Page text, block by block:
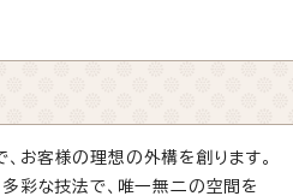
お客様の理想の外構を創ります。
多彩な技法で、唯一無二の空間を